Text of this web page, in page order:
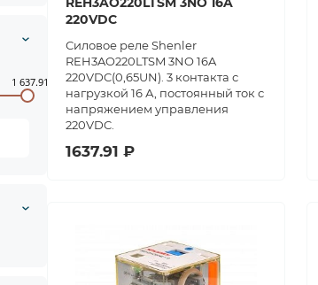
1 637.91
220VDC
Силовое реле Shenler
REH3AO220LTSM 3NO 16A
220VDC(0,65UN). 3 контакта с
нагрузкой 16 А, постоянный ток с
напряжением управления
220VDC.
1637.91 ₽